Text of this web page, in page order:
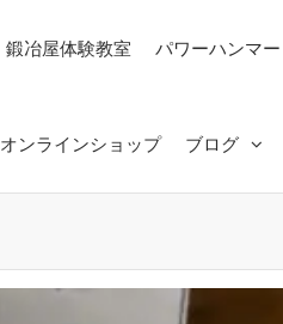
鍛冶屋体験教室 パワーハンマ
オンラインショップ ブログ